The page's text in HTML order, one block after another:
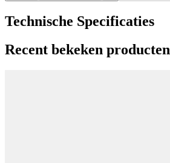
Technische Specificaties
Recent bekeken producten